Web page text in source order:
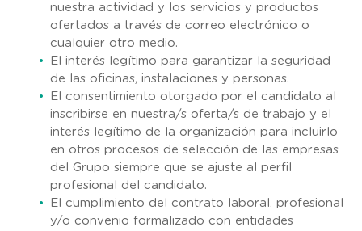
nuestra actividad y los servicios y productos
ofertados a través de correo electrónico o
cualquier otro medio.
El interés legítimo para garantizar la seguridad
de las oficinas, instalaciones y personas.
El consentimiento otorgado por el candidato al
inscribirse en nuestra/s oferta/s de trabajo y el
interés legítimo de la organización para incluirlo
en otros procesos de selección de las empresas
del Grupo siempre que se ajuste al perfil
profesional del candidato.
El cumplimiento del contrato laboral, profesional
y/o convenio formalizado con entidades